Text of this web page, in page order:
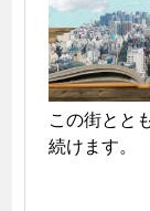
この街とと
続けます。